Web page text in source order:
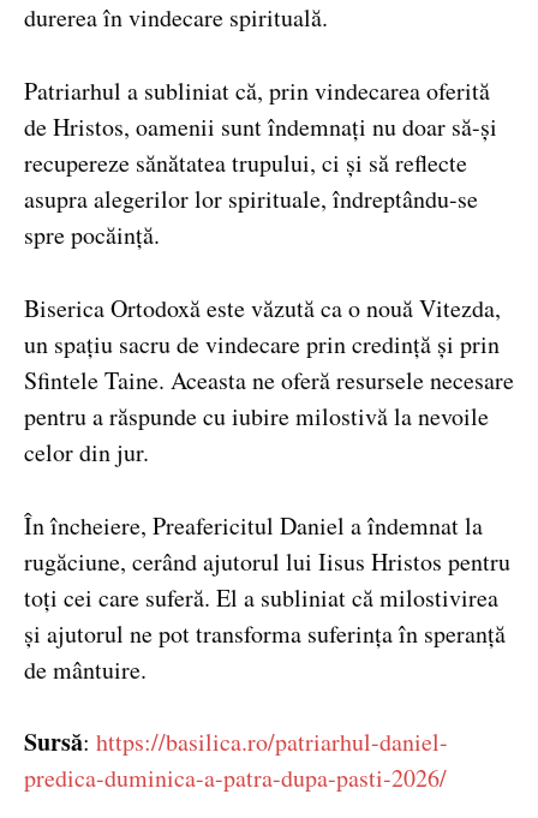
durerea în vindecare spirituală.
Patriarhul a subliniat că, prin vindecarea oferită
de Hristos, oamenii sunt îndemnați nu doar să-și
recupereze sănătatea trupului, ci și să reflecte
asupra alegerilor lor spirituale, îndreptându-se
spre pocăință.
Biserica Ortodoxă este văzută ca o nouă Vitezda,
un spațiu sacru de vindecare prin credință și prin
Sfintele Taine. Aceasta ne oferă resursele necesare
pentru a răspunde cu iubire milostivă la nevoile
celor din jur.
În încheiere, Preafericitul Daniel a îndemnat la
rugăciune, cerând ajutorul lui Iisus Hristos pentru
toți cei care suferă. El a subliniat că milostivirea
și ajutorul ne pot transforma suferința în speranță
de mântuire.
Sursă: https://basilica.ro/patriarhul-daniel-
predica-duminica-a-patra-dupa-pasti-2026/